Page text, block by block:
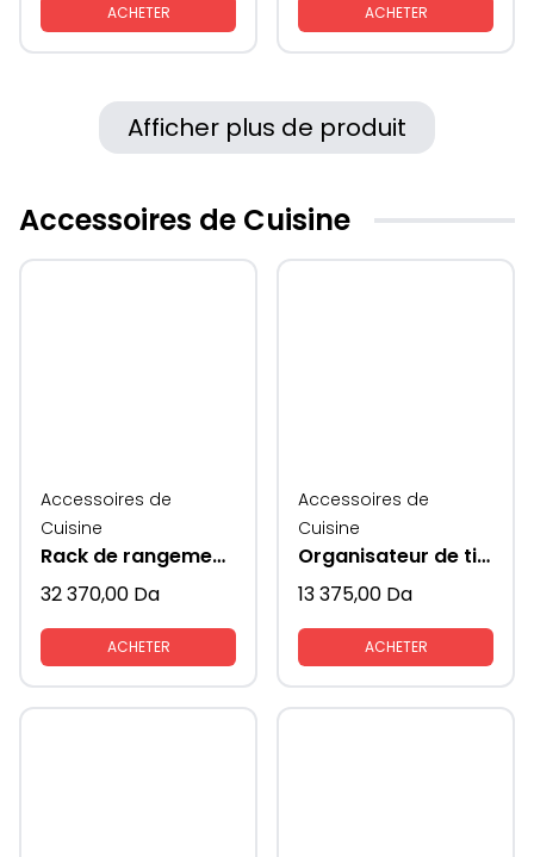
ACHETER ACHETER
Afficher plus de produit
Accessoires de Cuisine
Accessoires de
Cuisine
Rack de rangement mural multifonctionnwl supeni
32 370,00 Da
ACHETER
Accessoires de
Cuisine
Organisateur de tiroir à casseroles tout sorti
13 375,00 Da
ACHETER